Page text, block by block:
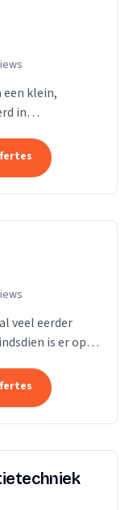
een klein,
in
van dienst te
veel eerder
is er op
al...